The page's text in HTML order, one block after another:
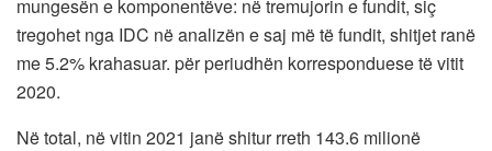
mungesën e komponentëve: në tremujorin e fundit, siç
tregohet nga IDC në analizën e saj më të fundit, shitjet ranë
me 5.2% krahasuar. për periudhën korresponduese të vitit
2020.
Në total, në vitin 2021 janë shitur rreth 143.6 milionë